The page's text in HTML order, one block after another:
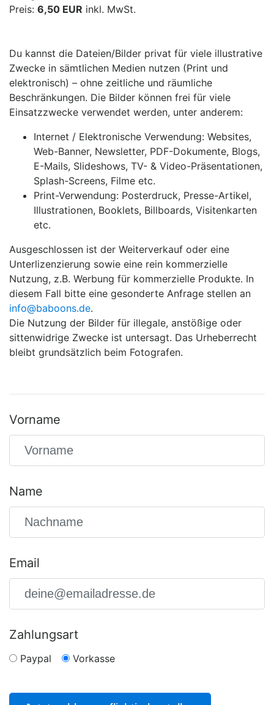
Preis: 6,50 EUR inkl. MwSt.
Du kannst die Dateien/Bilder privat für viele illustrative
Zwecke in sämtlichen Medien nutzen (Print und
elektronisch) – ohne zeitliche und räumliche
Beschränkungen. Die Bilder können frei für viele
Einsatzzwecke verwendet werden, unter anderem:
Internet / Elektronische Verwendung: Websites,
Web-Banner, Newsletter, PDF-Dokumente, Blogs,
E-Mails, Slideshows, TV- & Video-Präsentationen,
Splash-Screens, Filme etc.
Print-Verwendung: Posterdruck, Presse-Artikel,
Illustrationen, Booklets, Billboards, Visitenkarten
etc.
Ausgeschlossen ist der Weiterverkauf oder eine
Unterlizenzierung sowie eine rein kommerzielle
Nutzung, z.B. Werbung für kommerzielle Produkte. In
diesem Fall bitte eine gesonderte Anfrage stellen an
info@baboons.de.
Die Nutzung der Bilder für illegale, anstößige oder
sittenwidrige Zwecke ist untersagt. Das Urheberrecht
bleibt grundsätzlich beim Fotografen.
Vorname
Name
Email
Zahlungsart
Paypal Vorkasse